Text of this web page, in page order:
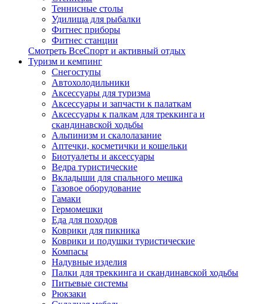
Теннисные столы
Удилища для рыбалки
Фитнес приборы
Фитнес станции
Смотреть ВсеСпорт и активный отдых
Туризм и кемпинг
Cнегоступы
Автохолодильники
Аксессуары для туризма
Аксессуары и запчасти к палаткам
Аксессуары к палкам для треккинга и
скандинавской ходьбы
Альпинизм и скалолазание
Аптечки, косметички и кошельки
Биотуалеты и аксессуары
Ведра туристические
Вкладыши для спального мешка
Газовое оборудование
Гамаки
Гермомешки
Еда для походов
Коврики для пикника
Коврики и подушки туристические
Компасы
Надувные изделия
Палки для треккинга и скандинавской ходьбы
Питьевые системы
Рюкзаки